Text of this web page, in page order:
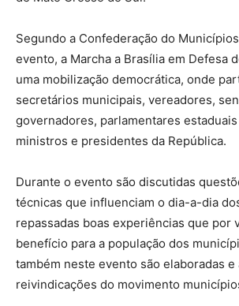
Segundo a Confederação do
evento, a Marcha a Brasília em Defesa
uma mobilização democrática, onde
secretários municipais, vereadores,
governadores, parlamentares
ministros e presidentes da República.
Durante o evento são discutidas
técnicas que influenciam o dia-a-dia
repassadas boas experiências que por
benefício para a população dos
também neste evento são elaboradas e
reivindicações do movimento